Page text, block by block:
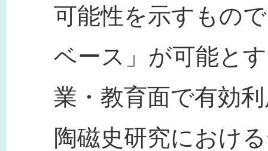
可能性を示すもの
ベース」が可能と
業・教育面で有効
陶磁史研究におけ